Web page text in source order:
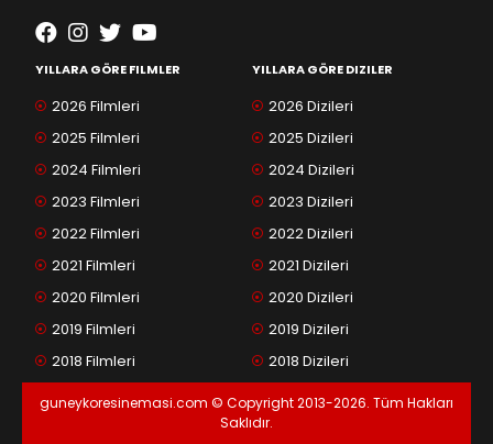
YILLARA GÖRE FILMLER
2026 Filmleri
2025 Filmleri
2024 Filmleri
2023 Filmleri
2022 Filmleri
2021 Filmleri
2020 Filmleri
2019 Filmleri
2018 Filmleri
YILLARA GÖRE DIZILER
2026 Dizileri
2025 Dizileri
2024 Dizileri
2023 Dizileri
2022 Dizileri
2021 Dizileri
2020 Dizileri
2019 Dizileri
2018 Dizileri
guneykoresinemasi.com © Copyright 2013-2026. Tüm Hakları
Saklıdır.